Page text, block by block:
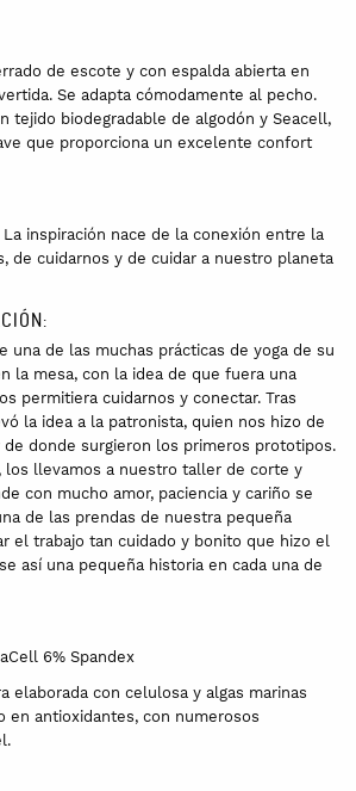
de escote y con espalda abierta en
Se adapta cómodamente al pecho.
tejido biodegradable de algodón y Seacell,
que proporciona un excelente confort
La inspiración nace de la conexión entre la
de cuidarnos y de cuidar a nuestro planeta
una de las muchas prácticas de yoga de su
la mesa, con la idea de que fuera una
permitiera cuidarnos y conectar. Tras
la idea a la patronista, quien nos hizo de
de donde surgieron los primeros prototipos.
los llevamos a nuestro taller de corte y
con mucho amor, paciencia y cariño se
de las prendas de nuestra pequeña
el trabajo tan cuidado y bonito que hizo el
así una pequeña historia en cada una de
6% Spandex
elaborada con celulosa y algas marinas
en antioxidantes, con numerosos